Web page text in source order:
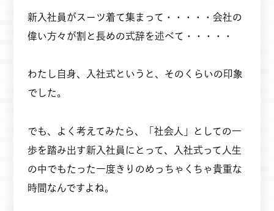
新入社員がスーツ着て集まって・・・・・会社の
偉い方々が割と長めの式辞を述べて・・・・・
わたし自身、入社式というと、そのくらいの印象
でした。
でも、よく考えてみたら、「社会人」としての一
歩を踏み出す新入社員にとって、入社式って人生
の中でもたった一度きりのめっちゃくちゃ貴重な
時間なんですよね。